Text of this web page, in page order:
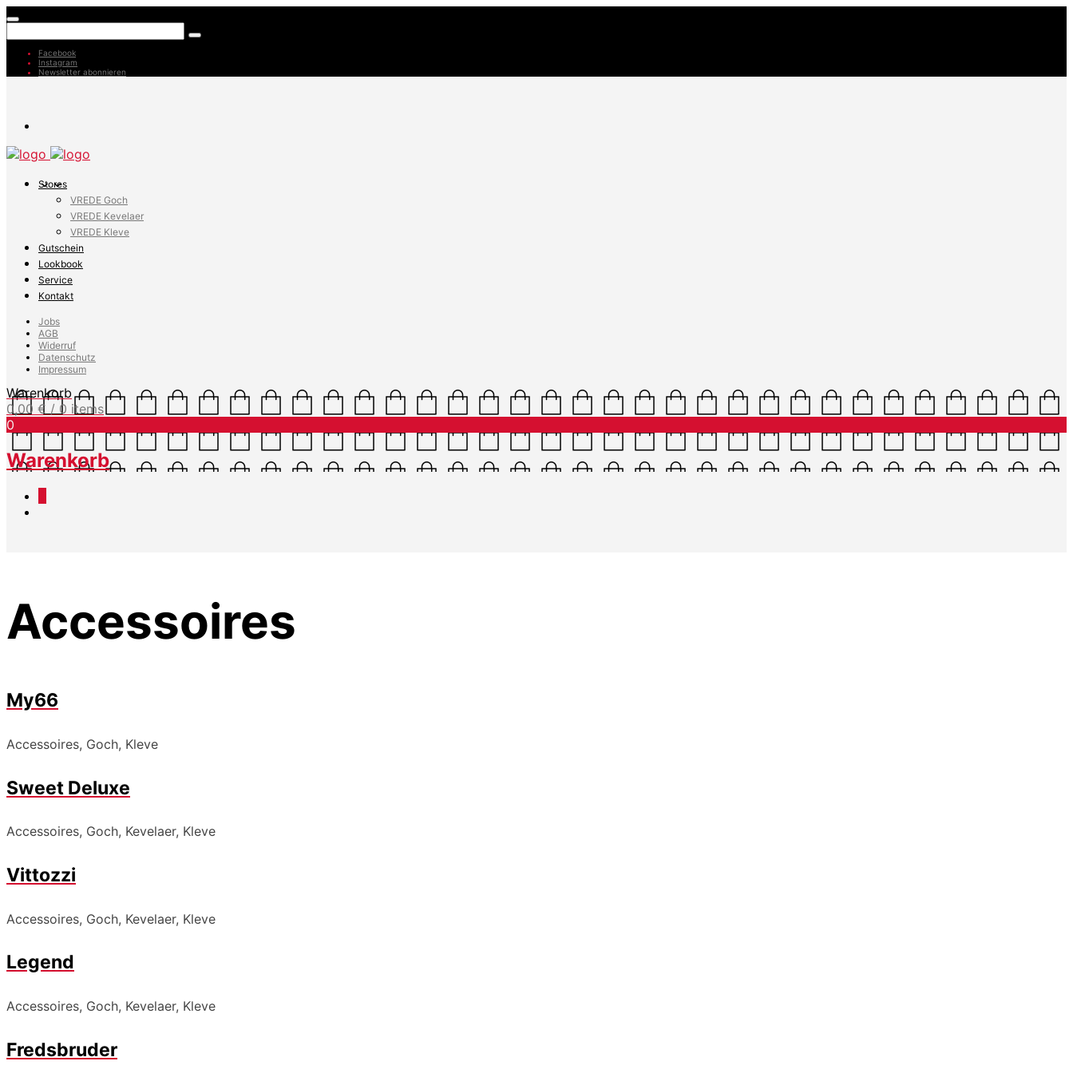
Facebook
Instagram
Newsletter abonnieren
Stores
VREDE Goch
VREDE Kevelaer
VREDE Kleve
Gutschein
Lookbook
Service
Kontakt
Jobs
AGB
Widerruf
Datenschutz
Impressum
Warenkorb
0,00 € / 0 items
0
Warenkorb
Accessoires
My66
Accessoires, Goch, Kleve
Sweet Deluxe
Accessoires, Goch, Kevelaer, Kleve
Vittozzi
Accessoires, Goch, Kevelaer, Kleve
Legend
Accessoires, Goch, Kevelaer, Kleve
Fredsbruder